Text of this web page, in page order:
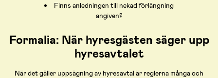
Finns anledningen till nekad förlängning
angiven?
Formalia: När hyresgästen säger upp
hyresavtalet
När det gäller uppsägning av hyresavtal är reglerna många och